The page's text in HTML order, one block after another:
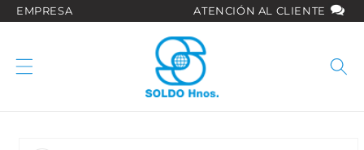
directamente
EMPRESA ATENCIÓN AL CLIENTE